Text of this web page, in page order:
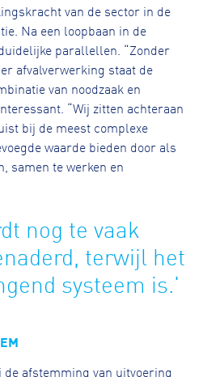
van de sector in de
Na een loopbaan in de
parallellen. “Zonder
afvalverwerking staat de
van noodzaak en
“Wij zitten achteraan
bij de meest complexe
waarde bieden door als
samen te werken en
nog te vaak
terwijl het
systeem is.'
afstemming van uitvoering